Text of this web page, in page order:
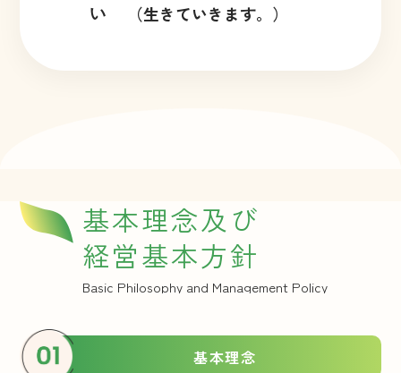
い （生きていきます。）
基本理念及び
経営基本方針
Basic Philosophy and Management Policy
基本理念